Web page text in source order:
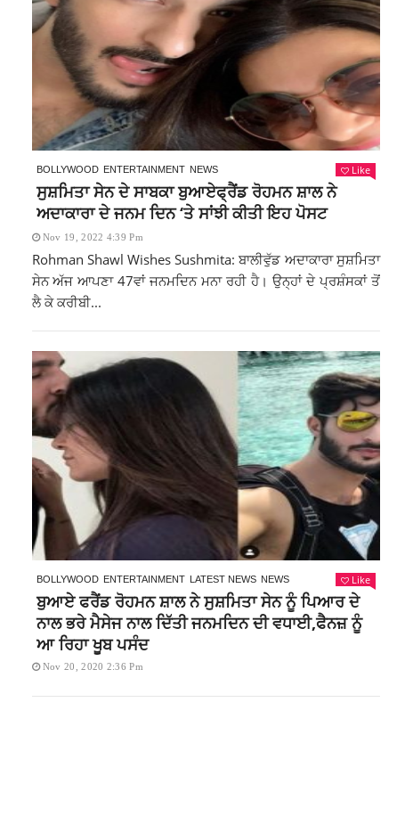
BOLLYWOOD ENTERTAINMENT NEWS Like
ਸੁਸ਼ਮਿਤਾ ਸੇਨ ਦੇ ਸਾਬਕਾ ਬੁਆਏਫ੍ਰੈਂਡ ਰੋਹਮਨ ਸ਼ਾਲ ਨੇ
ਅਦਾਕਾਰਾ ਦੇ ਜਨਮ ਦਿਨ ‘ਤੇ ਸਾਂਝੀ ਕੀਤੀ ਇਹ ਪੋਸਟ
Nov 19, 2022 4:39 Pm
Rohman Shawl Wishes Sushmita: ਬਾਲੀਵੁੱਡ ਅਦਾਕਾਰਾ ਸੁਸ਼ਮਿਤਾ
ਸੇਨ ਅੱਜ ਆਪਣਾ 47ਵਾਂ ਜਨਮਦਿਨ ਮਨਾ ਰਹੀ ਹੈ। ਉਨ੍ਹਾਂ ਦੇ ਪ੍ਰਸ਼ੰਸਕਾਂ ਤੋਂ
ਲੈ ਕੇ ਕਰੀਬੀ...
BOLLYWOOD ENTERTAINMENT LATEST NEWS NEWS Like
ਬੁਆਏ ਫਰੈਂਡ ਰੋਹਮਨ ਸ਼ਾਲ ਨੇ ਸੁਸ਼ਮਿਤਾ ਸੇਨ ਨੂੰ ਪਿਆਰ ਦੇ
ਨਾਲ ਭਰੇ ਮੈਸੇਜ ਨਾਲ ਦਿੱਤੀ ਜਨਮਦਿਨ ਦੀ ਵਧਾਈ,ਫੈਨਜ਼ ਨੂੰ
ਆ ਰਿਹਾ ਖੂਬ ਪਸੰਦ
Nov 20, 2020 2:36 Pm